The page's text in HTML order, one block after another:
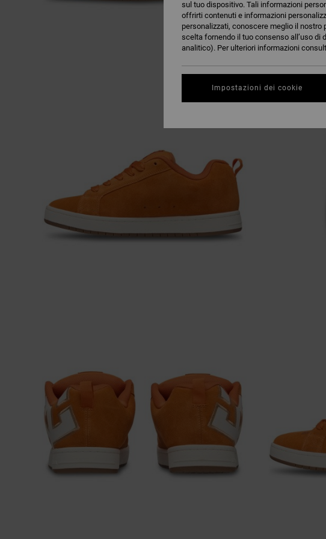
sul tuo dispositivo. Tali informazioni
offrirti contenuti e informazioni
personalizzati, conoscere meglio il nostro
scelta fornendo il tuo consenso all’uso di
analitico). Per ulteriori informazioni
Impostazioni dei cookie